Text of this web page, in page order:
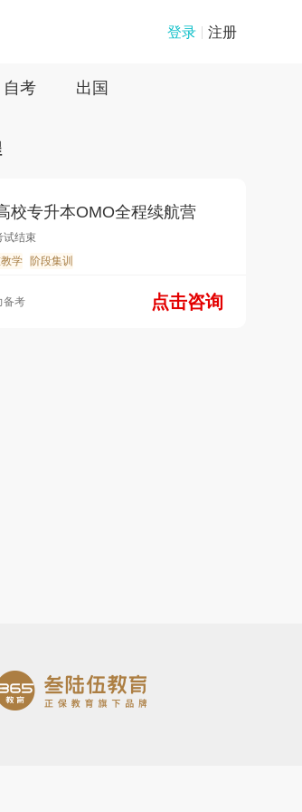
登录 注册
自考 出国
校专升本OMO全程续航营
试结束
学
阶段集训
备考 点击咨询